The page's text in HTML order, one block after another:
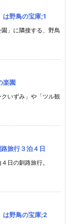
は野鳥の宝庫;1
」に隣接する、野鳥
楽園
いずみ」や「ツル観
旅行３泊４日
日の釧路旅行。
は野鳥の宝庫;2